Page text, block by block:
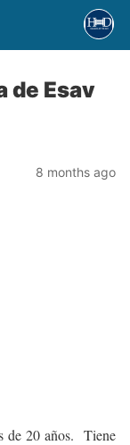
de Esav
8 months ago
de 20 años. Tiene